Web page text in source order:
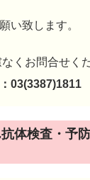
い致します。
くお問合せく
03(3387)1811
抗体検査・予